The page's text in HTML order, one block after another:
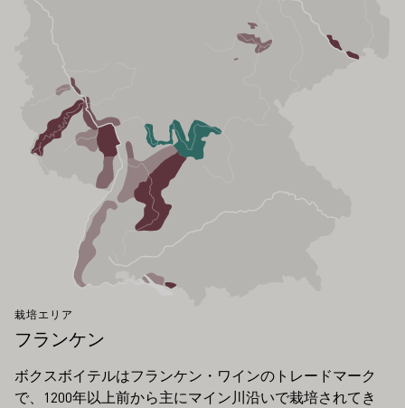
栽培エリア
フランケン
ボクスボイテルはフランケン・ワインのトレードマーク
で、1200年以上前から主にマイン川沿いで栽培されてき